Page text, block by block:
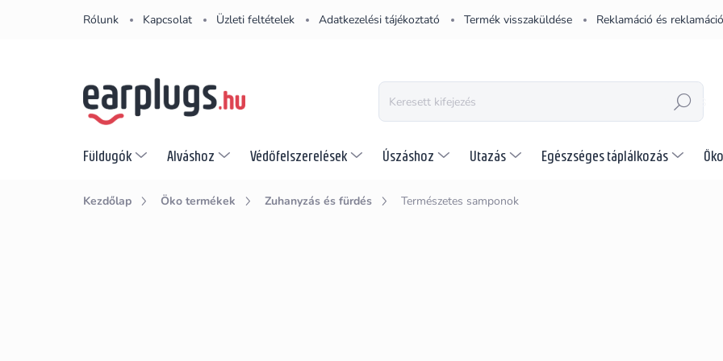
Rólunk Kapcsolat Üzleti feltételek Adatkezelési tájékoztató Termék visszaküldése Reklamáció és
KERESÉS
Füldugók Alváshoz Védőfelszerelések Úszáshoz Utazás Egészséges táplálkozás
Kezdőlap Öko termékek Zuhanyzás és fürdés Természetes samponok